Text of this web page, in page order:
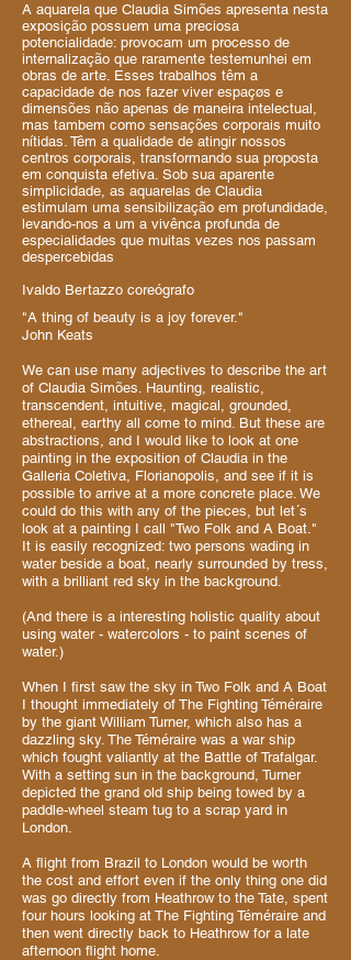
A aquarela que Claudia Simões apresenta nesta
exposição possuem uma preciosa
potencialidade: provocam um processo de
internalização que raramente testemunhei em
obras de arte. Esses trabalhos têm a
capacidade de nos fazer viver espaçøs e
dimensões não apenas de maneira intelectual,
mas tambem como sensações corporais muito
nítidas. Têm a qualidade de atingir nossos
centros corporais, transformando sua proposta
em conquista efetiva. Sob sua aparente
simplicidade, as aquarelas de Claudia
estimulam uma sensibilização em profundidade,
levando-nos a um a vivênca profunda de
especialidades que muitas vezes nos passam
despercebidas
Ivaldo Bertazzo coreógrafo
"A thing of beauty is a joy forever."
John Keats
We can use many adjectives to describe the art
of Claudia Simões. Haunting, realistic,
transcendent, intuitive, magical, grounded,
ethereal, earthy all come to mind. But these are
abstractions, and I would like to look at one
painting in the exposition of Claudia in the
Galleria Coletiva, Florianopolis, and see if it is
possible to arrive at a more concrete place. We
could do this with any of the pieces, but let´s
look at a painting I call "Two Folk and A Boat."
It is easily recognized: two persons wading in
water beside a boat, nearly surrounded by tress,
with a brilliant red sky in the background.
(And there is a interesting holistic quality about
using water - watercolors - to paint scenes of
water.)
When I first saw the sky in Two Folk and A Boat
I thought immediately of The Fighting Téméraire
by the giant William Turner, which also has a
dazzling sky. The Téméraire was a war ship
which fought valiantly at the Battle of Trafalgar.
With a setting sun in the background, Turner
depicted the grand old ship being towed by a
paddle-wheel steam tug to a scrap yard in
London.
A flight from Brazil to London would be worth
the cost and effort even if the only thing one did
was go directly from Heathrow to the Tate, spent
four hours looking at The Fighting Téméraire and
then went directly back to Heathrow for a late
afternoon flight home.